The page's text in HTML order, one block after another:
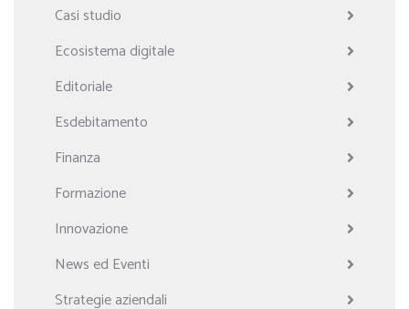
Casi studio
Ecosistema digitale
Editoriale
Esdebitamento
Finanza
Formazione
Innovazione
News ed Eventi
Strategie aziendali